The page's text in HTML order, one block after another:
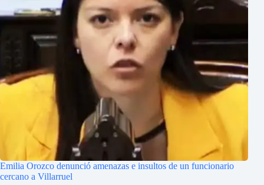
Emilia Orozco denunció amenazas e insultos de un funcionario
cercano a Villarruel